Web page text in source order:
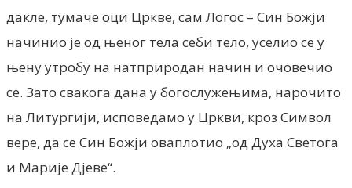
дакле, тумаче оци Цркве, сам Логос – Син Божји
начинио је од њеног тела себи тело, уселио се у
њену утробу на натприродан начин и очовечио
се. Зато свакога дана у богослужењима, нарочито
на Литургији, исповедамо у Цркви, кроз Символ
вере, да се Син Божји оваплотио „од Духа Светога
и Марије Дјеве“.